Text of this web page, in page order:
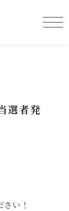
選者発
い！